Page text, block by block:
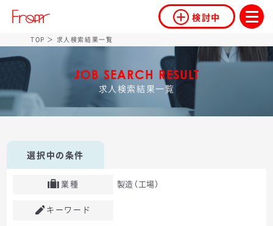
検討中
TOP ＞ 求人検索結果一覧
JOB SEARCH RESULT
求人検索結果一覧
選択中の条件
業種 製造（工場）
キーワード